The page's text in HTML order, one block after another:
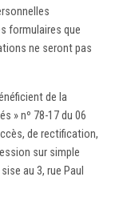
formulaires que
ne seront pas
de la
» nº 78-17 du 06
de rectification,
sur simple
au 3, rue Paul